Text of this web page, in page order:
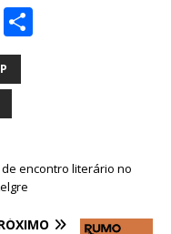
Li
encontro literário no